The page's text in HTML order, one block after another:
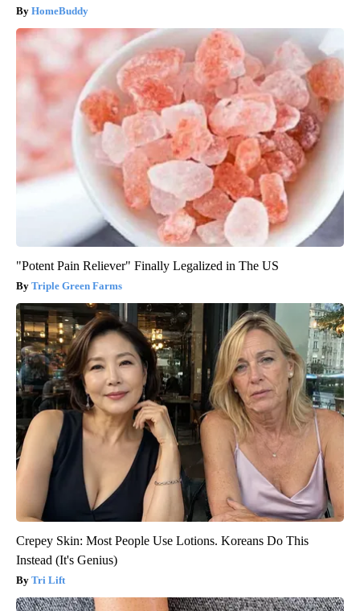
HomeBuddy
"Potent Pain Reliever" Finally Legalized in The US
Triple Green Farms
Crepey Skin: Most People Use Lotions. Koreans Do This
Instead (It's Genius)
Tri Lift